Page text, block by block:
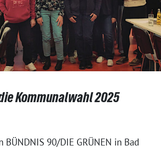
Kommunalwahl 2025
BÜNDNIS 90/DIE GRÜNEN in Bad